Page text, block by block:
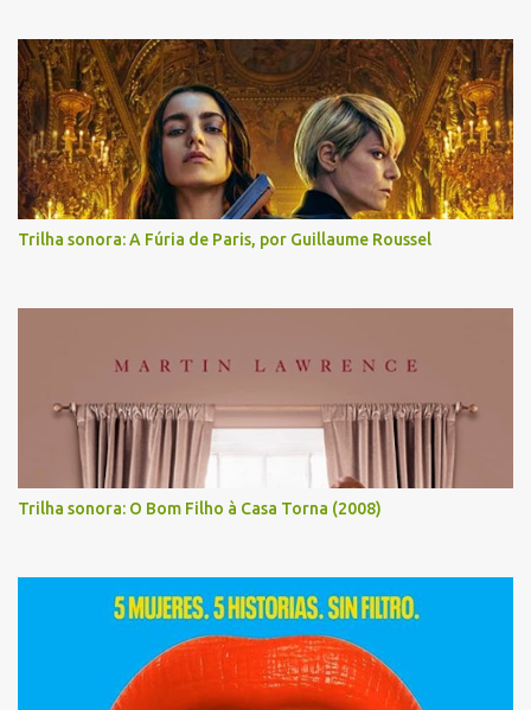
Trilha sonora: A Fúria de Paris, por Guillaume Roussel
Trilha sonora: O Bom Filho à Casa Torna (2008)